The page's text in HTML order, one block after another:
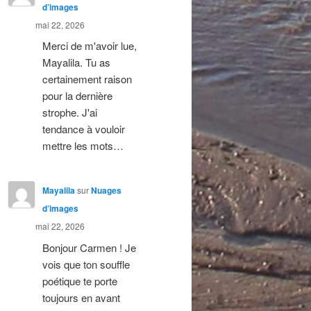
d’images
mai 22, 2026
Merci de m'avoir lue,
Mayalila. Tu as
certainement raison
pour la dernière
strophe. J'ai
tendance à vouloir
mettre les mots…
MayalilasurNuages
d’images
mai 22, 2026
Bonjour Carmen ! Je
vois que ton souffle
poétique te porte
toujours en avant